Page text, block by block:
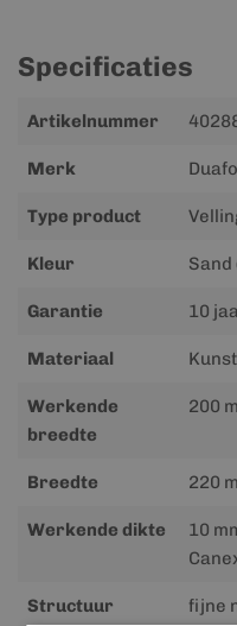
Specificaties
Meer
Artikelnummer
Merk
Type product
Kleur Sand
Garantie 10
Materiaal
Werkende
breedte
200
Breedte 220
Werkende dikte
10
Structuur fijne